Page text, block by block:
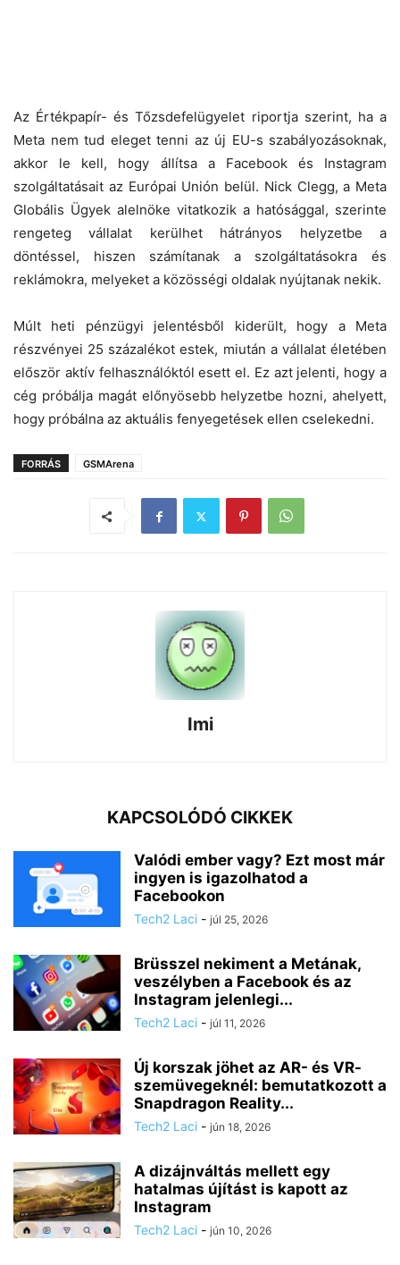
Az Értékpapír- és Tőzsdefelügyelet riportja szerint, ha a
Meta nem tud eleget tenni az új EU-s szabályozásoknak,
akkor le kell, hogy állítsa a Facebook és Instagram
szolgáltatásait az Európai Unión belül. Nick Clegg, a Meta
Globális Ügyek alelnöke vitatkozik a hatósággal, szerinte
rengeteg vállalat kerülhet hátrányos helyzetbe a
döntéssel, hiszen számítanak a szolgáltatásokra és
reklámokra, melyeket a közösségi oldalak nyújtanak nekik.
Múlt heti pénzügyi jelentésből kiderült, hogy a Meta
részvényei 25 százalékot estek, miután a vállalat életében
először aktív felhasználóktól esett el. Ez azt jelenti, hogy a
cég próbálja magát előnyösebb helyzetbe hozni, ahelyett,
hogy próbálna az aktuális fenyegetések ellen cselekedni.
FORRÁS GSMArena
Imi
KAPCSOLÓDÓ CIKKEK
Valódi ember vagy? Ezt most már
ingyen is igazolhatod a
Facebookon
Tech2 Laci - júl 25, 2026
Brüsszel nekiment a Metának,
veszélyben a Facebook és az
Instagram jelenlegi...
Tech2 Laci - júl 11, 2026
Új korszak jöhet az AR- és VR-
szemüvegeknél: bemutatkozott a
Snapdragon Reality...
Tech2 Laci - jún 18, 2026
A dizájnváltás mellett egy
hatalmas újítást is kapott az
Instagram
Tech2 Laci - jún 10, 2026